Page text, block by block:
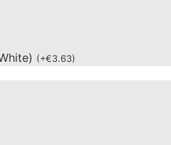
(+€3.63)